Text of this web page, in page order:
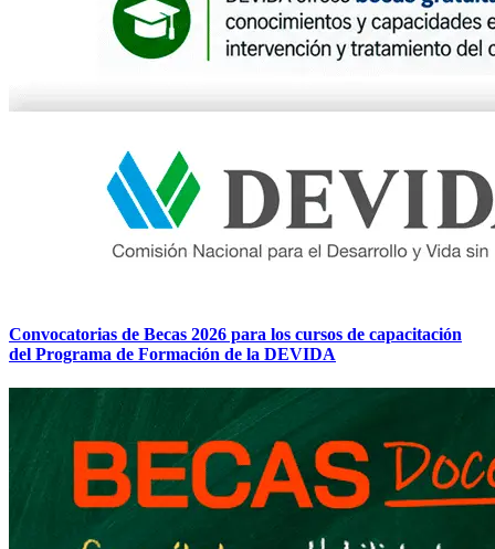
Convocatorias de Becas 2026 para los cursos de capacitación
del Programa de Formación de la DEVIDA